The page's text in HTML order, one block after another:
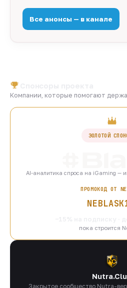
Все анонсы — в канале
Компании, которые помогают
ЗОЛОТОЙ
AI-аналитика спроса на iGaming —
ПРОМОКОД ОТ
пока строится
Закрытое сообщество Nutra-